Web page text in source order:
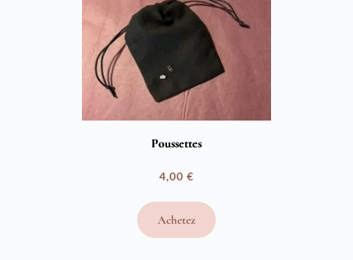
Poussettes
4,00 €
Achetez